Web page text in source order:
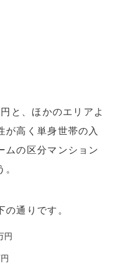
と、ほかのエリアよ
が高く単身世帯の入
ムの区分マンション
通りです。
円